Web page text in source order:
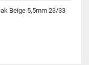
Beige 5,5mm 23/33